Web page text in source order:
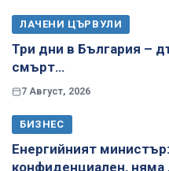
ЛАЧЕНИ ЦЪРВУЛИ
Три дни в България –
смърт…
7 Август, 2026
БИЗНЕС
Енергийният
конфиденциален, няма